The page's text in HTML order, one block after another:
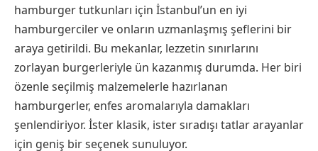
hamburger tutkunları için İstanbul’un en iyi
hamburgerciler ve onların uzmanlaşmış şeflerini bir
araya getirildi. Bu mekanlar, lezzetin sınırlarını
zorlayan burgerleriyle ün kazanmış durumda. Her biri
özenle seçilmiş malzemelerle hazırlanan
hamburgerler, enfes aromalarıyla damakları
şenlendiriyor. İster klasik, ister sıradışı tatlar arayanlar
için geniş bir seçenek sunuluyor.